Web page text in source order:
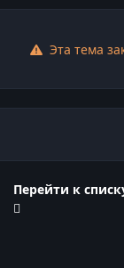
Эта тема
Перейти к